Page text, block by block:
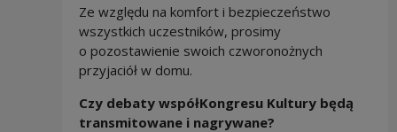
Ze względu na komfort i bezpieczeństwo
wszystkich uczestników, prosimy
o pozostawienie swoich czworonożnych
przyjaciół w domu.
Czy debaty współKongresu Kultury będą
transmitowane i nagrywane?